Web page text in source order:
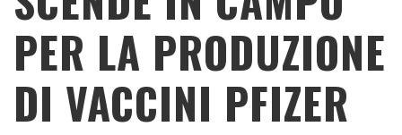
PER LA PRODUZIONE
DI VACCINI PFIZER